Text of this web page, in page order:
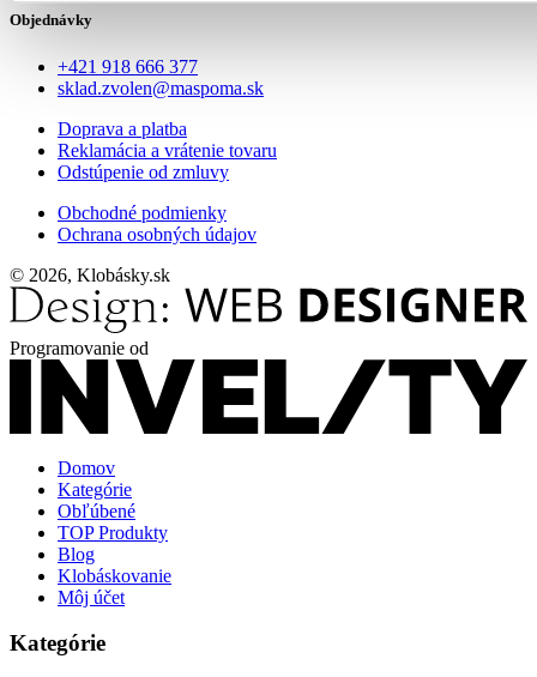
Objednávky
+421 918 666 377
sklad.zvolen@maspoma.sk
Doprava a platba
Reklamácia a vrátenie tovaru
Odstúpenie od zmluvy
Obchodné podmienky
Ochrana osobných údajov
© 2026, Klobásky.sk
Programovanie od
Domov
Kategórie
Obľúbené
TOP Produkty
Blog
Klobáskovanie
Môj účet
Kategórie